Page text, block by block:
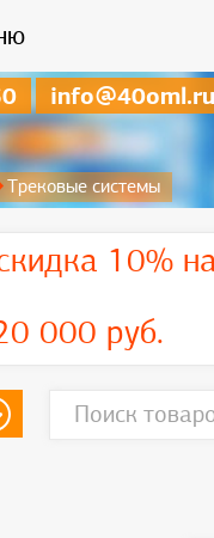
info@40oml.ru
Трековые системы
10%
000 руб.